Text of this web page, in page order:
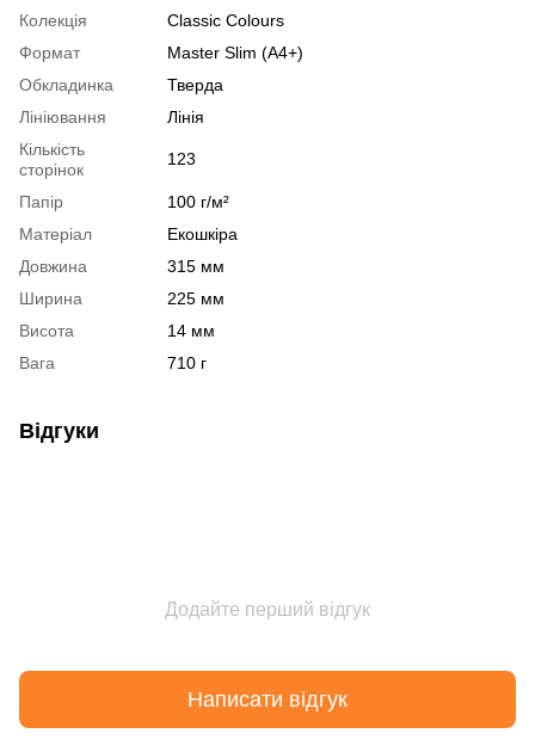
Колекція
Classic Colours
Формат
Master Slim (A4+)
Обкладинка
Тверда
Лініювання
Лінія
Кількість
сторінок
123
Папір
100 г/м²
Матеріал
Екошкіра
Довжина
315 мм
Ширина
225 мм
Висота
14 мм
Вага
710 г
Відгуки
Додайте перший відгук
Написати відгук